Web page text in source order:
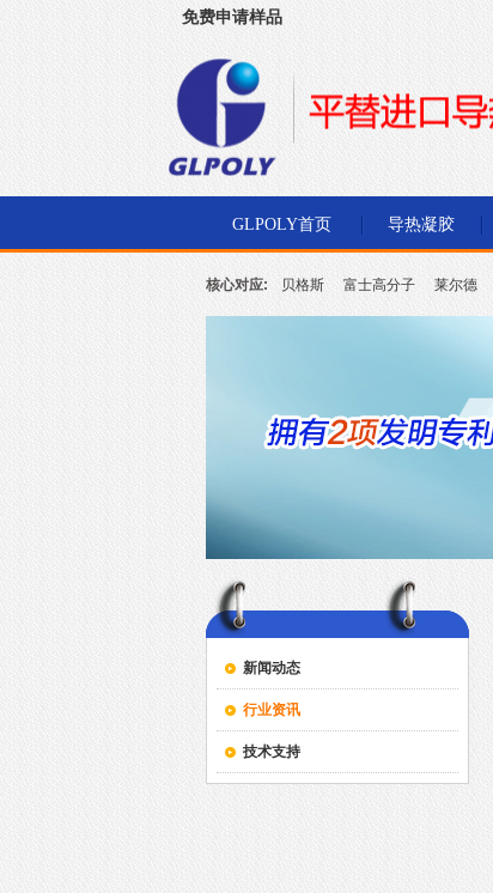
免费申请样品
GLPOLY首页 导热凝胶
核心对应: 贝格斯 富士高分子 莱尔德
新闻动态
行业资讯
技术支持